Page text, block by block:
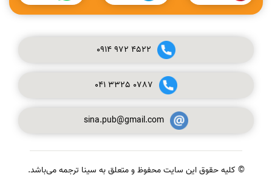
0914972 4522
041 3325 0787
sina.pub@gmail.com
© کلیه حقوق این سایت محفوظ و متعلق به سینا ترجمه می‌باشد.